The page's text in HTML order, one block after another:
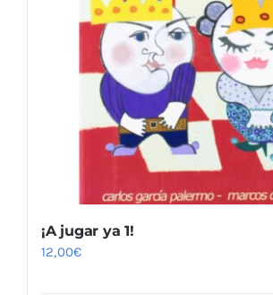
¡A jugar ya 1!
12,00€